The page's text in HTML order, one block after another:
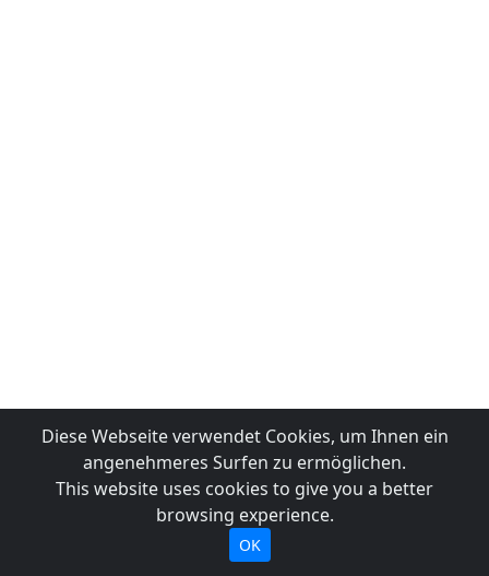
Diese Webseite verwendet Cookies, um Ihnen ein
angenehmeres Surfen zu ermöglichen.
This website uses cookies to give you a better
browsing experience.
OK